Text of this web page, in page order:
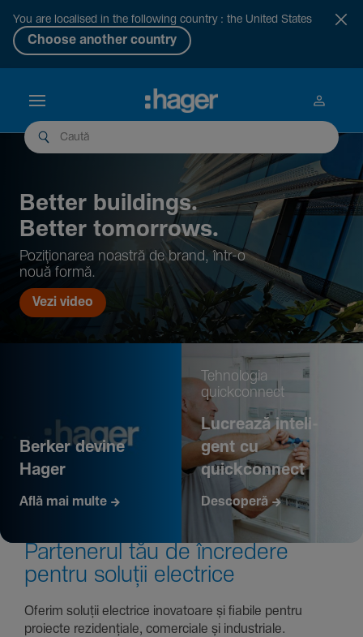
You are localised in the following country : the United States
Choose another country
Better buil­dings.
Better tomor­rows.
Pozi­țio­narea noastră de brand, într-o
nouă formă.
Vezi video
Berker devine
Hager
Află mai multe
Tehno­logia
quickconnect
Lucrează inte­li­
gent cu
quickconnect
Descoperă
Parte­nerul tău de încre­dere
pentru soluții electrice
Oferim soluții electrice inova­toare și fiabile pentru
proiecte rezi­den­țiale, comer­ciale și indus­triale.